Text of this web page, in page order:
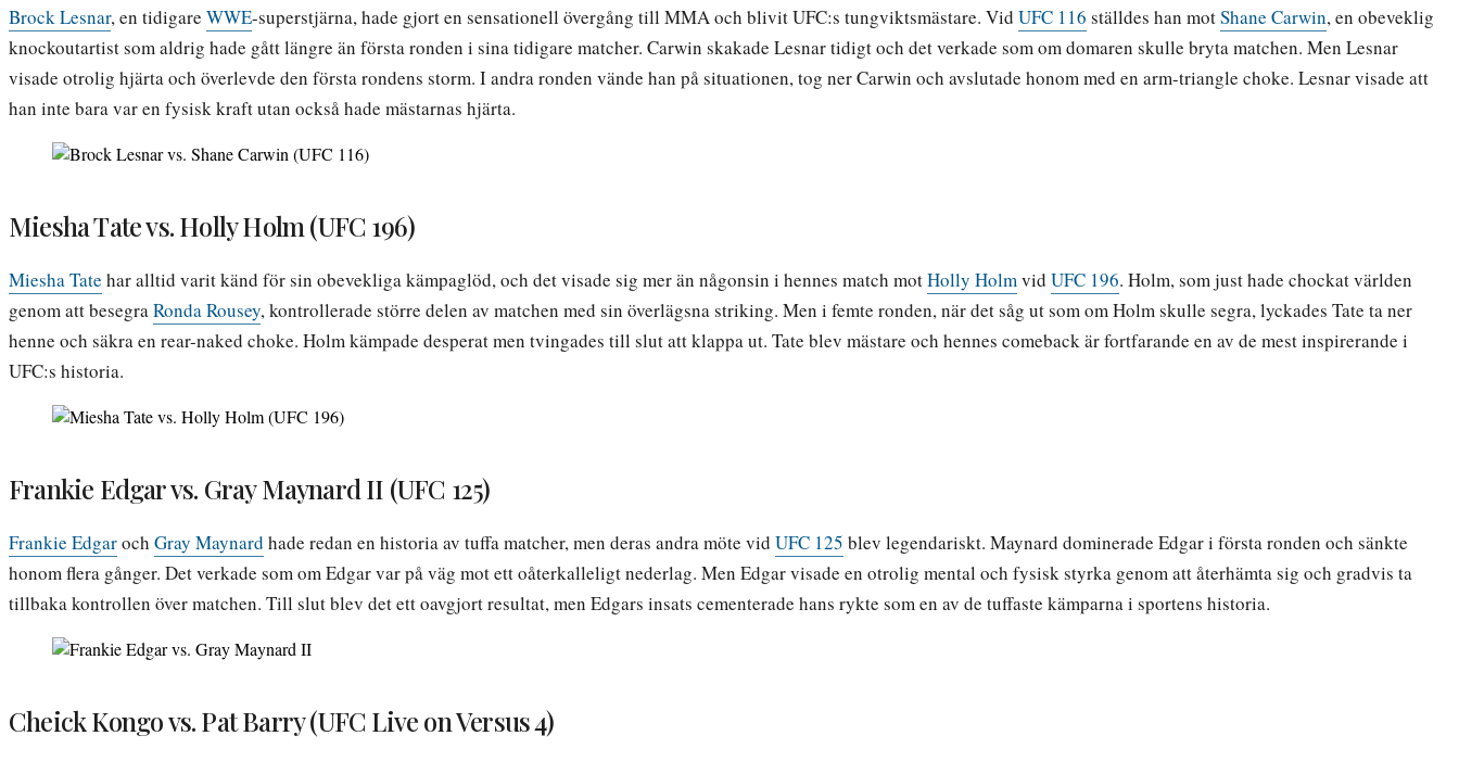
Brock Lesnar, en tidigare WWE-superstjärna, hade gjort en sensationell övergång till MMA och blivit UFC:s tungviktsmästare. Vid UFC 116 ställdes han motShane Carwin, en obeveklig
knockoutartist som aldrig hade gått längre än första ronden i sina tidigare matcher. Carwin skakade Lesnar tidigt och det verkade som om domaren skulle bryta matchen. Men Lesnar
visade otrolig hjärta och överlevde den första rondens storm. I andra ronden vände han på situationen, tog ner Carwin och avslutade honom med en arm-triangle choke. Lesnar visade att
han inte bara var en fysisk kraft utan också hade mästarnas hjärta.
Miesha Tate vs. Holly Holm (UFC 196)
Miesha Tate har alltid varit känd för sin obevekliga kämpaglöd, och det visade sig mer än någonsin i hennes match motHolly Holmvid UFC 196. Holm, som just hade chockat världen
genom att besegraRonda Rousey, kontrollerade större delen av matchen med sin överlägsna striking. Men i femte ronden, när det såg ut som om Holm skulle segra, lyckades Tate ta ner
henne och säkra en rear-naked choke. Holm kämpade desperat men tvingades till slut att klappa ut. Tate blev mästare och hennes comeback är fortfarande en av de mest inspirerande i
UFC:s historia.
Frankie Edgar vs. Gray Maynard II (UFC 125)
Frankie Edgaroch Gray Maynard hade redan en historia av tuffa matcher, men deras andra möte vid UFC 125 blev legendariskt. Maynard dominerade Edgar i första ronden och sänkte
honom flera gånger. Det verkade som om Edgar var på väg mot ett oåterkalleligt nederlag. Men Edgar visade en otrolig mental och fysisk styrka genom att återhämta sig och gradvis ta
tillbaka kontrollen över matchen. Till slut blev det ett oavgjort resultat, men Edgars insats cementerade hans rykte som en av de tuffaste kämparna i sportens historia.
Cheick Kongo vs. Pat Barry (UFC Live on Versus 4)